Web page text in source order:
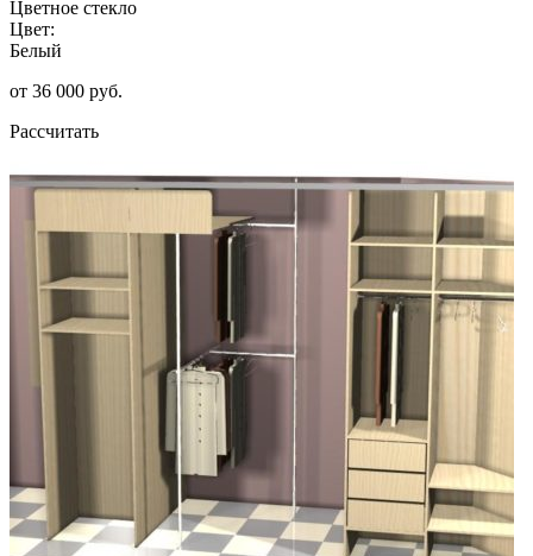
Цветное стекло
Цвет:
Белый
от 36 000 руб.
Рассчитать